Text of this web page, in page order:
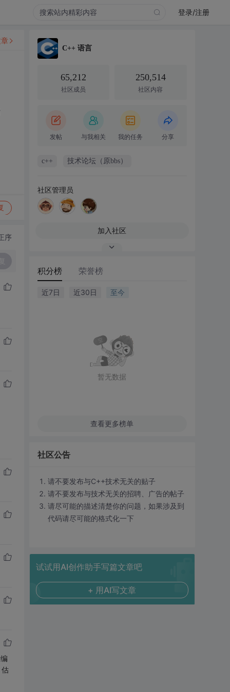
登录/注册
序
C++ 语言
65,212
社区成员
250,514
社区内容
发帖 与我相关 我的任务 分享
c++ 技术论坛（原bbs）
社区管理员
加入社区
积分榜 荣誉榜
近7日 近30日 至今
暂无数据
查看更多榜单
社区公告
请不要发布与C++技术无关的贴子
请不要发布与技术无关的招聘、广告的帖子
请尽可能的描述清楚你的问题，如果涉及到
代码请尽可能的格式化一下
试试用AI创作助手写篇文章吧
+ 用AI写文章